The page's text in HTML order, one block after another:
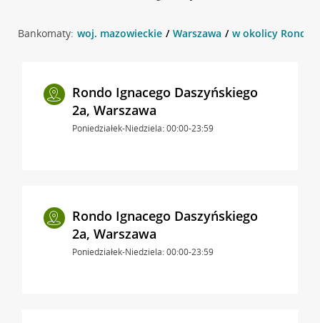
Bankomaty: woj. mazowieckie Warszawa w okolicy Rondo
Rondo Ignacego Daszyńskiego
2a, Warszawa
Poniedziałek-Niedziela: 00:00-23:59
Rondo Ignacego Daszyńskiego
2a, Warszawa
Poniedziałek-Niedziela: 00:00-23:59